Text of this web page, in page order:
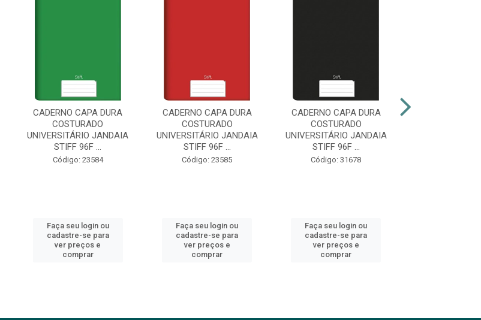
CADERNO CAPA DURA
COSTURADO
UNIVERSITÁRIO JANDAIA
STIFF 96F ...
Código: 23584
Faça seu login ou
cadastre-se para
ver preços e
comprar
CADERNO CAPA DURA
COSTURADO
UNIVERSITÁRIO JANDAIA
STIFF 96F ...
Código: 23585
Faça seu login ou
cadastre-se para
ver preços e
comprar
CADERNO CAPA DURA
COSTURADO
UNIVERSITÁRIO JANDAIA
STIFF 96F ...
Código: 31678
Faça seu login ou
cadastre-se para
ver preços e
comprar